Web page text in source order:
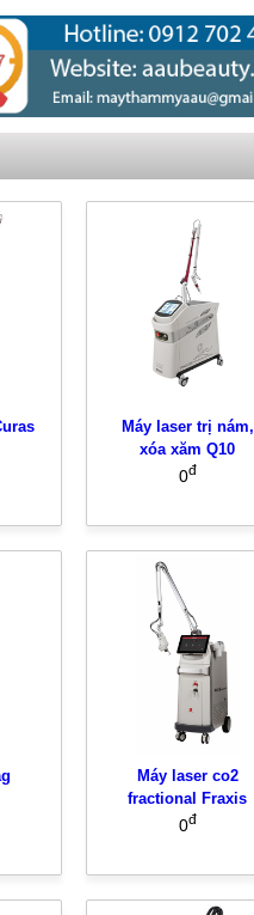
Máy laser trị nám,
xóa xăm Q10
0đ
Máy laser co2
fractional Fraxis
0đ